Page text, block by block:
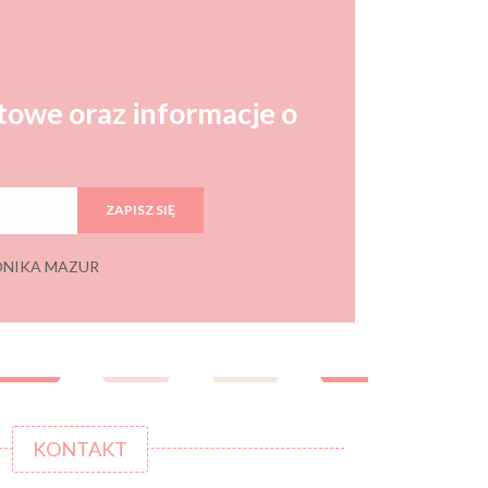
oraz informacje o
ZAPISZ SIĘ
MAZUR
KONTAKT